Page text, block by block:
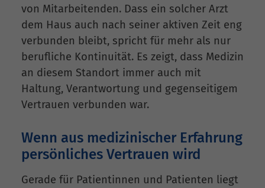
von Mitarbeitenden. Dass ein solcher Arzt
dem Haus auch nach seiner aktiven Zeit eng
verbunden bleibt, spricht für mehr als nur
berufliche Kontinuität. Es zeigt, dass Medizin
an diesem Standort immer auch mit
Haltung, Verantwortung und gegenseitigem
Vertrauen verbunden war.
Wenn aus medizinischer Erfahrung
persönliches Vertrauen wird
Gerade für Patientinnen und Patienten liegt